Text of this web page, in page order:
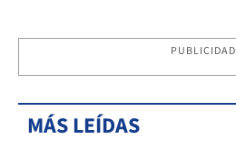
PUBLICIDAD
MÁS LEÍDAS